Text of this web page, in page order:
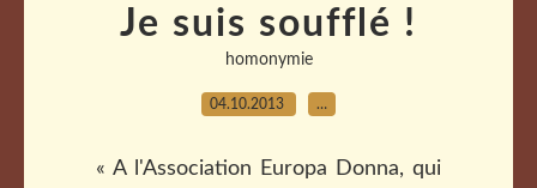
Je suis soufflé !
homonymie
04.10.2013 …
« A l'Association Europa Donna, qui